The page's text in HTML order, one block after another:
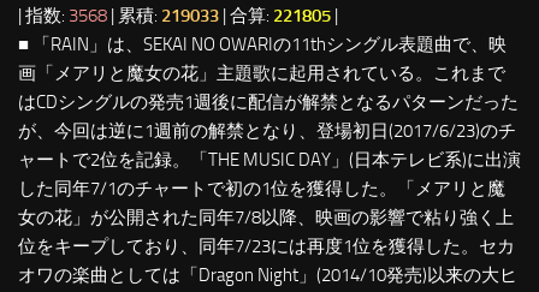
| 指数: 3568 | 累積: 219033 | 合算: 221805 |
■ 「RAIN」は、SEKAI NO OWARIの11thシングル表題曲で、映
画「メアリと魔女の花」主題歌に起用されている。これまで
はCDシングルの発売1週後に配信が解禁となるパターンだった
が、今回は逆に1週前の解禁となり、登場初日(2017/6/23)のチ
ャートで2位を記録。「THE MUSIC DAY」(日本テレビ系)に出演
した同年7/1のチャートで初の1位を獲得した。「メアリと魔
女の花」が公開された同年7/8以降、映画の影響で粘り強く上
位をキープしており、同年7/23には再度1位を獲得した。セカ
オワの楽曲としては「Dragon Night」(2014/10発売)以来の大ヒ